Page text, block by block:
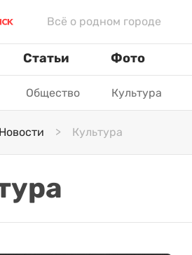
Всё о родном городе
Статьи Фото
Общество Культура
Новости Культура